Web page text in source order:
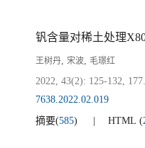
王树丹, 宋波, 毛璟红
2022, 43(2): 125-132, 177.
7638.2022.02.019
摘要(585) HTML (